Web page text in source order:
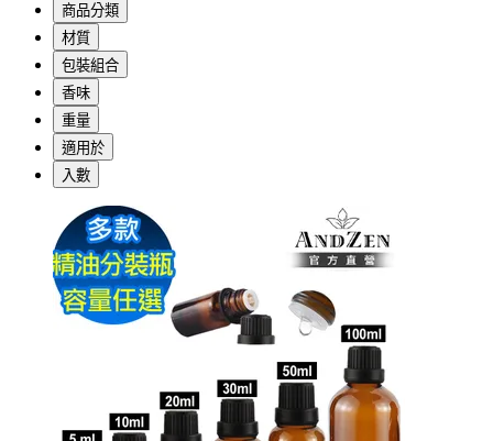
商品分類
材質
包裝組合
香味
重量
適用於
入數